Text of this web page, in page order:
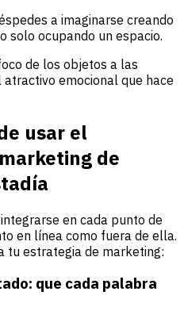
a imaginarse creando
solo ocupando un espacio.
de los objetos a las
emocional que hace
usar el
de
en cada punto de
en línea como fuera de ella.
tu estrategia de marketing:
que cada palabra